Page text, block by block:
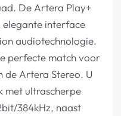
De Artera Play+
elegante interface
audiotechnologie.
perfecte match voor
de Artera Stereo. U
met ultrascherpe
384kHz, naast